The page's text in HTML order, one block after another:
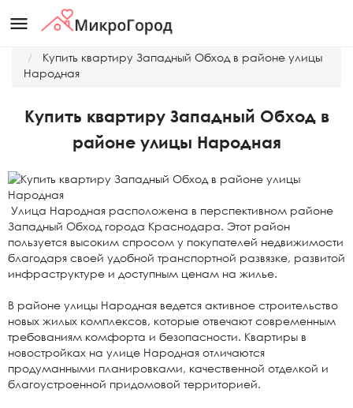
menu
Купить квартиру Западный Обход в районе улицы
Народная
Купить квартиру Западный Обход в
районе улицы Народная
Улица Народная расположена в перспективном районе
Западный Обход города Краснодара. Этот район
пользуется высоким спросом у покупателей недвижимости
благодаря своей удобной транспортной развязке, развитой
инфраструктуре и доступным ценам на жилье.
В районе улицы Народная ведется активное строительство
новых жилых комплексов, которые отвечают современным
требованиям комфорта и безопасности. Квартиры в
новостройках на улице Народная отличаются
продуманными планировками, качественной отделкой и
благоустроенной придомовой территорией.